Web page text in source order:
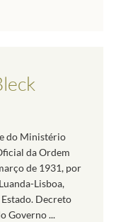
do Ministério
da Ordem
de 1931, por
Lisboa,
Decreto
Governo ...